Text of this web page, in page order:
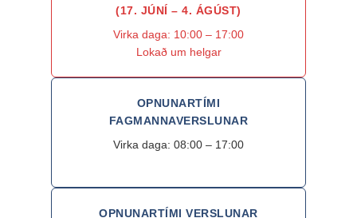
(17. JÚNÍ – 4. ÁGÚST)
Virka daga: 10:00 – 17:00
Lokað um helgar
OPNUNARTÍMI
FAGMANNAVERSLUNAR
Virka daga: 08:00 – 17:00
OPNUNARTÍMI VERSLUNAR